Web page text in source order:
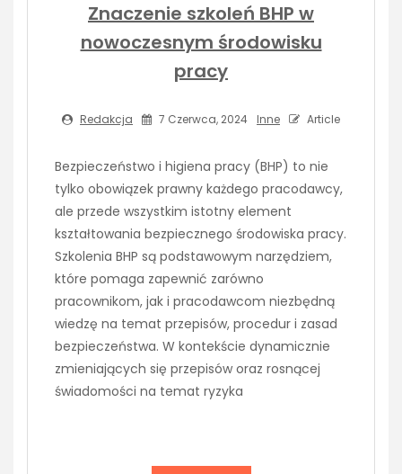
Znaczenie szkoleń BHP w
nowoczesnym środowisku
pracy
Redakcja 7 Czerwca, 2024 Inne Article
Bezpieczeństwo i higiena pracy (BHP) to nie
tylko obowiązek prawny każdego pracodawcy,
ale przede wszystkim istotny element
kształtowania bezpiecznego środowiska pracy.
Szkolenia BHP są podstawowym narzędziem,
które pomaga zapewnić zarówno
pracownikom, jak i pracodawcom niezbędną
wiedzę na temat przepisów, procedur i zasad
bezpieczeństwa. W kontekście dynamicznie
zmieniających się przepisów oraz rosnącej
świadomości na temat ryzyka